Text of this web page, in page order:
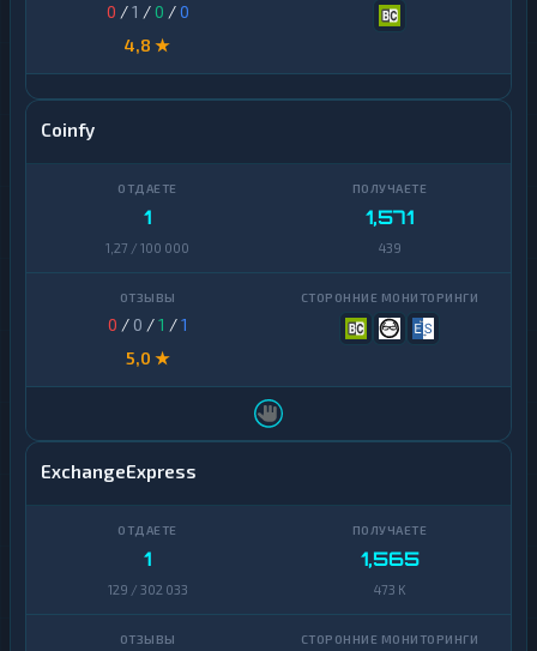
0 /1 /0 /0
4,8 ★
Coinfy
1
1,27 / 100 000
1,571
439
0 / 0 /1 /1
5,0 ★
ExchangeExpress
1
129 / 302 033
1,565
473 K